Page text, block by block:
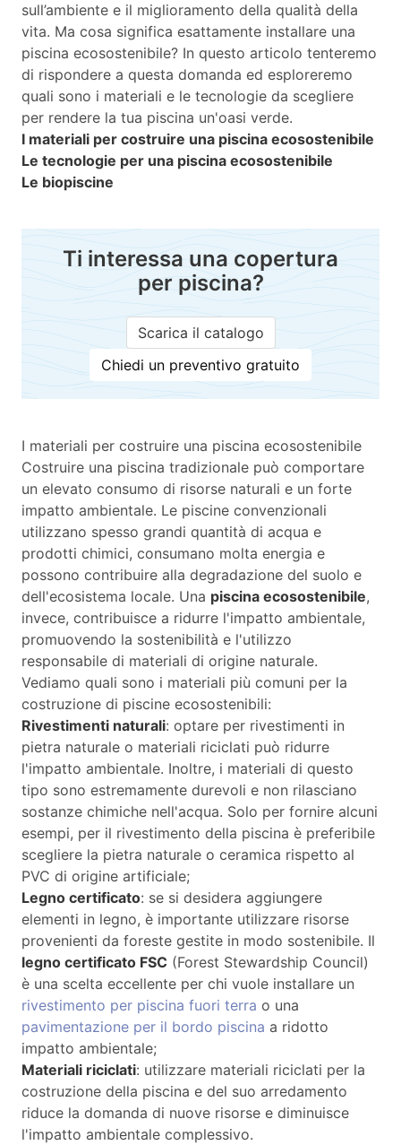
sull’ambiente e il miglioramento della qualità della
vita. Ma cosa significa esattamente installare una
piscina ecosostenibile? In questo articolo tenteremo
di rispondere a questa domanda ed esploreremo
quali sono i materiali e le tecnologie da scegliere
per rendere la tua piscina un'oasi verde.
I materiali per costruire una piscina ecosostenibile
Le tecnologie per una piscina ecosostenibile
Le biopiscine
Ti interessa una copertura
per piscina?
Scarica il catalogo
Chiedi un preventivo gratuito
I materiali per costruire una piscina ecosostenibile
Costruire una piscina tradizionale può comportare
un elevato consumo di risorse naturali e un forte
impatto ambientale. Le piscine convenzionali
utilizzano spesso grandi quantità di acqua e
prodotti chimici, consumano molta energia e
possono contribuire alla degradazione del suolo e
dell'ecosistema locale. Una piscina ecosostenibile,
invece, contribuisce a ridurre l'impatto ambientale,
promuovendo la sostenibilità e l'utilizzo
responsabile di materiali di origine naturale.
Vediamo quali sono i materiali più comuni per la
costruzione di piscine ecosostenibili:
Rivestimenti naturali: optare per rivestimenti in
pietra naturale o materiali riciclati può ridurre
l'impatto ambientale. Inoltre, i materiali di questo
tipo sono estremamente durevoli e non rilasciano
sostanze chimiche nell'acqua. Solo per fornire alcuni
esempi, per il rivestimento della piscina è preferibile
scegliere la pietra naturale o ceramica rispetto al
PVC di origine artificiale;
Legno certificato: se si desidera aggiungere
elementi in legno, è importante utilizzare risorse
provenienti da foreste gestite in modo sostenibile. Il
legno certificato FSC (Forest Stewardship Council)
è una scelta eccellente per chi vuole installare un
rivestimento per piscina fuori terra o una
pavimentazione per il bordo piscina a ridotto
impatto ambientale;
Materiali riciclati: utilizzare materiali riciclati per la
costruzione della piscina e del suo arredamento
riduce la domanda di nuove risorse e diminuisce
l'impatto ambientale complessivo.